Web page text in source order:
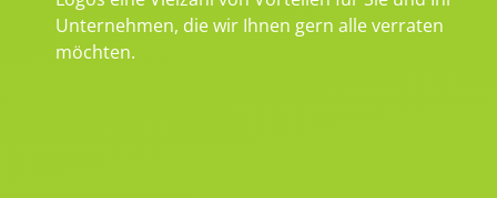
Unternehmen, die wir Ihnen gern alle verraten
möchten.